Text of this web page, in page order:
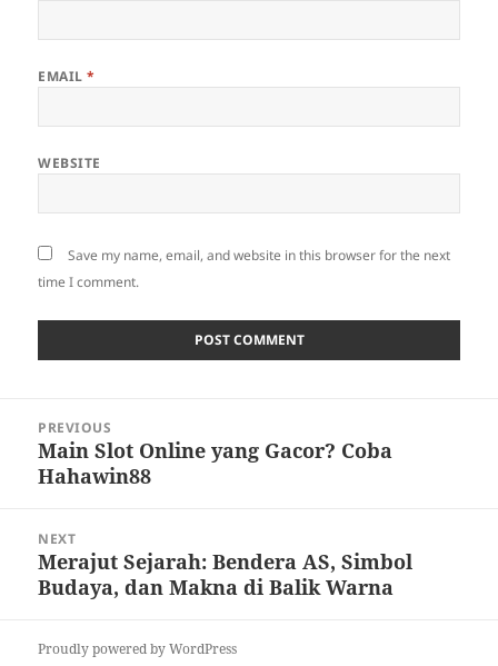
EMAIL*
WEBSITE
Save my name, email, and website in this browser for the next
time I comment.
navigation
PREVIOUS
Previous
post:
Main Slot Online yang Gacor? Coba
Hahawin88
NEXT
Next
post:
Merajut Sejarah: Bendera AS, Simbol
Budaya, dan Makna di Balik Warna
Proudly powered by WordPress